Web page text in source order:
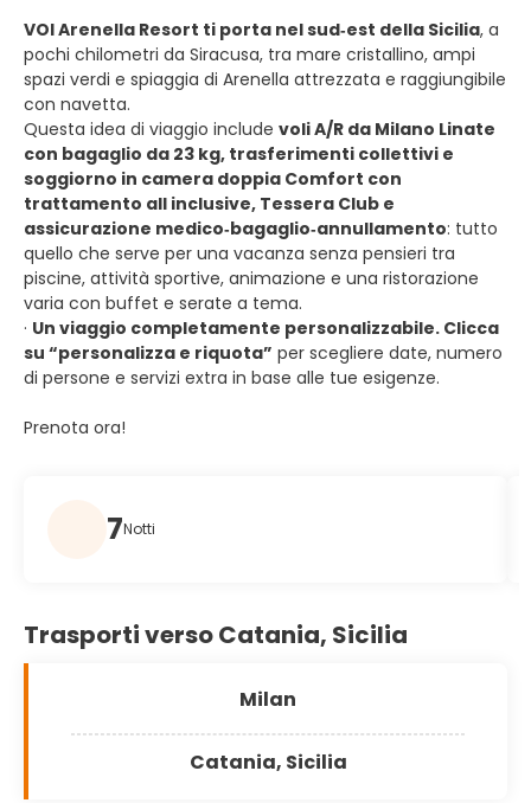
VOI Arenella Resort ti porta nel sud‑est della Sicilia, a
pochi chilometri da Siracusa, tra mare cristallino, ampi
spazi verdi e spiaggia di Arenella attrezzata e raggiungibile
con navetta.
Questa idea di viaggio include voli A/R da Milano Linate
con bagaglio da 23 kg, trasferimenti collettivi e
soggiorno in camera doppia Comfort con
trattamento all inclusive, Tessera Club e
assicurazione medico‑bagaglio‑annullamento: tutto
quello che serve per una vacanza senza pensieri tra
piscine, attività sportive, animazione e una ristorazione
varia con buffet e serate a tema.
· Un viaggio completamente personalizzabile. Clicca
su “personalizza e riquota” per scegliere date, numero
di persone e servizi extra in base alle tue esigenze.
Prenota ora!
7Notti
Trasporti verso Catania, Sicilia
Milan
Catania, Sicilia